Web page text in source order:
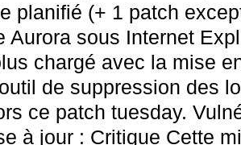
planifié (+ 1 patch
Aurora sous Internet
chargé avec la mise
de suppression des
ce patch tuesday.
à jour : Critique Cette